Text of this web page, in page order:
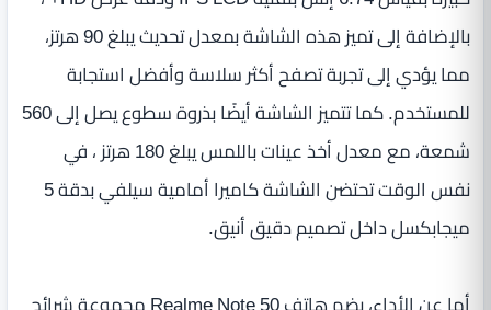
بالإضافة إلى تميز هذه الشاشة بمعدل تحديث يبلغ 90 هرتز،
مما يؤدي إلى تجربة تصفح أكثر سلاسة وأفضل استجابة
للمستخدم. كما تتميز الشاشة أيضًا بذروة سطوع يصل إلى 560
شمعة، مع معدل أخذ عينات باللمس يبلغ 180 هرتز ، في
نفس الوقت تحتضن الشاشة كاميرا أمامية سيلفي بدقة 5
ميجابكسل داخل تصميم دقيق أنيق.